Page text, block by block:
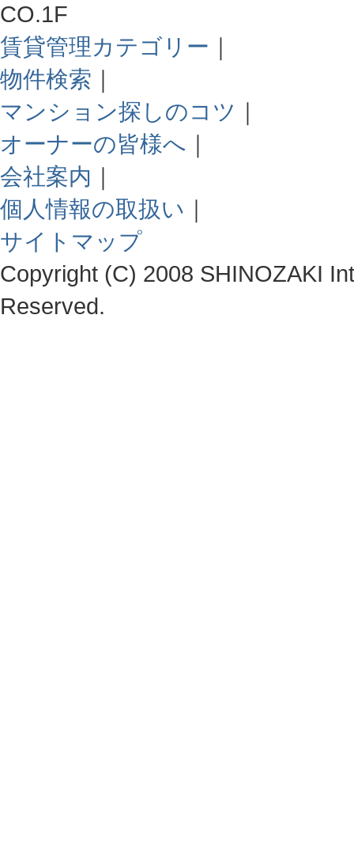
CO.1F
賃貸管理カテゴリー ｜
物件検索 ｜
マンション探しのコツ ｜
オーナーの皆様へ ｜
会社案内 ｜
個人情報の取扱い ｜
サイトマップ
Copyright (C) 2008 SHINOZAKI
Reserved.